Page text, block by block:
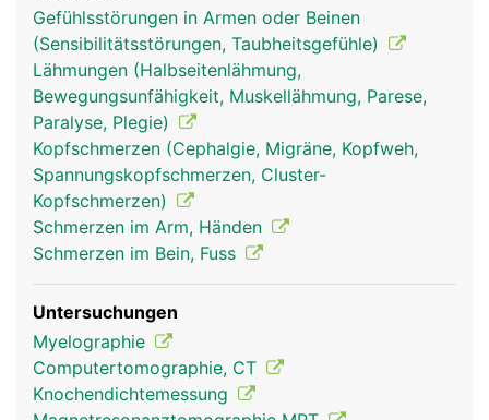
Gefühlsstörungen in Armen oder Beinen
(Sensibilitätsstörungen, Taubheitsgefühle)
Lähmungen (Halbseitenlähmung,
Bewegungsunfähigkeit, Muskellähmung, Parese,
Paralyse, Plegie)
Kopfschmerzen (Cephalgie, Migräne, Kopfweh,
Spannungskopfschmerzen, Cluster-
Kopfschmerzen)
Schmerzen im Arm, Händen
Schmerzen im Bein, Fuss
Untersuchungen
Myelographie
Computertomographie, CT
Knochendichtemessung